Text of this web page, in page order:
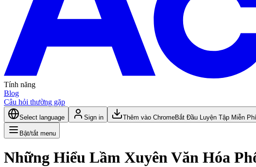
Tính năng
Blog
Câu hỏi thường gặp
Select language Sign in Thêm vào ChromeBắt Đầu Luyện Tập Miễn
Bật/tắt menu
Những Hiểu Lầm Xuyên Văn Hóa